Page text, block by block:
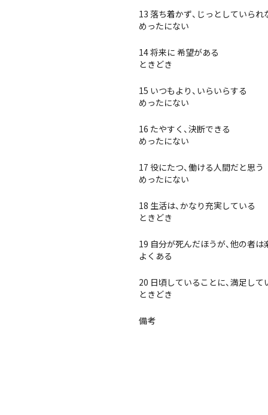
13 落ち着かず、じっとしていられ
めったにない
14 将来に 希望がある
ときどき
15 いつもより、いらいらする
めったにない
16 たやすく、決断できる
めったにない
17 役にたつ、働ける人間だと思う
めったにない
18 生活は、かなり充実している
ときどき
19 自分が死んだほうが、他の者
よくある
20 日頃していることに、満足して
ときどき
備考